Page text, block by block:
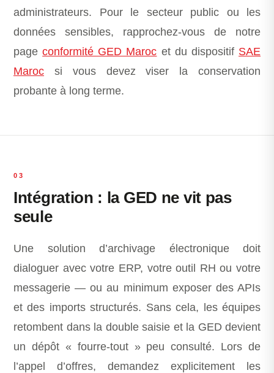
administrateurs. Pour le secteur public ou les
données sensibles, rapprochez-vous de notre
pageconformité GED Maroc et du dispositif SAE
Maroc si vous devez viser la conservation
probante à long terme.
03
Intégration : la GED ne vit pas
seule
Une solution d’archivage électronique doit
dialoguer avec votre ERP, votre outil RH ou votre
messagerie — ou au minimum exposer des APIs
et des imports structurés. Sans cela, les équipes
retombent dans la double saisie et la GED devient
un dépôt « fourre-tout » peu consulté. Lors de
l’appel d’offres, demandez explicitement les